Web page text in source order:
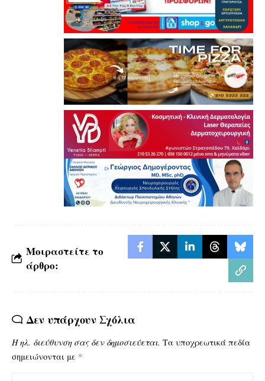
Μοιραστείτε το
άρθρο:
Δεν υπάρχουν Σχόλια
Η ηλ. διεύθυνση σας δεν δημοσιεύεται. Τα υποχρεωτικά πεδία
σημειώνονται με *